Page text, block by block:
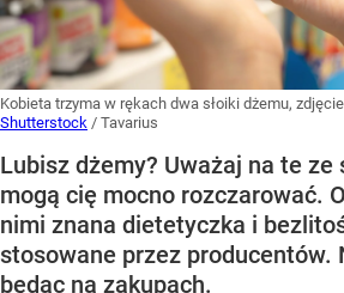
Kobieta trzyma w rękach dwa słoiki dżemu,
Shutterstock / Tavarius
Lubisz dżemy? Uważaj na te ze
mogą cię mocno rozczarować.
nimi znana dietetyczka i
stosowane przez producentów.
będąc na zakupach.